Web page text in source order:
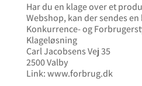
Har du en klage over et
Webshop, kan der sendes en
Konkurrence- og
Klageløsning
Carl Jacobsens Vej 35
2500 Valby
Link: www.forbrug.dk